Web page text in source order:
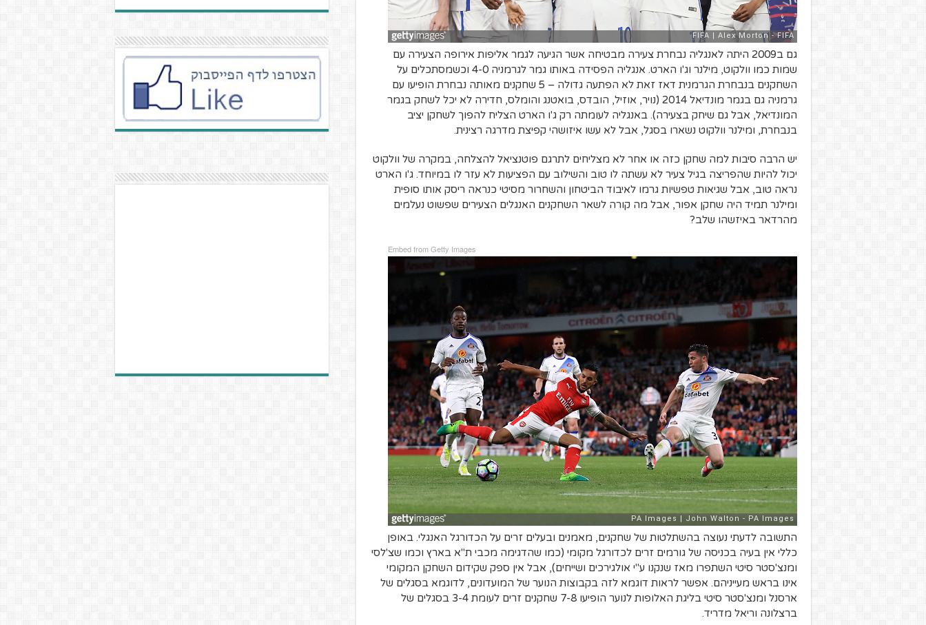
גם ב2009 היתה לאנגליה נבחרת צעירה מבטיחה אשר הגיעה לגמר אליפות אירופה הצעירה עם
שמות כמו וולקוט, מילנר וג'ו הארט. אנגליה הפסידה באותו גמר לגרמניה 4-0 וכשמסתכלים על
השחקנים בנבחרת הגרמנית דאז זאת לא הפתעה גדולה – 5 שחקנים מאותה נבחרת הופיעו עם
גרמניה גם בגמר מונדיאל 2014 (נויר, אוזיל, הובדס, בואטנג והומלס, חדירה לא יכל לשחק בגמר
המונדיאל, אבל גם שיחק בצעירה). באנגליה לעומתה רק ג'ו הארט הצליח להפוך לשחקן יציב
בנבחרת, ומילנר וולקוט נשארו בסגל, אבל לא עשו איזושהי קפיצת מדרגה רצינית.
יש הרבה סיבות למה שחקן כזה או אחר לא מצליחים לתרגם פוטנציאל להצלחה, במקרה של וולקוט
יכול להיות שהפריצה בגיל צעיר לא עשתה לו טוב והשילוב עם הפציעות לא עזר לו במיוחד. ג'ו הארט
נראה טוב, אבל שגיאות טפשיות גרמו לאיבוד הביטחון והשחרור מסיטי כנראה ריסק אותו סופית
ומילנר תמיד היה שחקן אפור, אבל מה קורה לשאר השחקנים האנגלים הצעירים שפשוט נעלמים
מהרדאר באיזשהו שלב?
Embed from Getty Images
התשובה לדעתי נעוצה בהשתלטות של שחקנים, מאמנים ובעלים זרים על הכדורגל האנגלי. באופן
כללי אין בעיה בכניסה של גורמים זרים לכדורגל מקומי (כמו שהדגימה מכבי ת"א בארץ וכמו שצ'לסי
ומנצ'סטר סיטי השתפרו מאז שנקנו ע"י אולגירכים ושייחים), אבל אין ספק שקידום השחקן המקומי
אינו בראש מעייניהם. אפשר לראות דוגמא לזה בקבוצות הנוער של המועדונים, לדוגמא בסגלים של
ארסנל ומנצ'סטר סיטי בליגת האלופות לנוער הופיעו 7-8 שחקנים זרים לעומת 3-4 בסגלים של
ברצלונה וריאל מדריד.